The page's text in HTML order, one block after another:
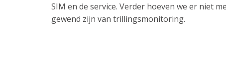
SIM en de service. Verder hoeven we er niet
gewend zijn van trillingsmonitoring.